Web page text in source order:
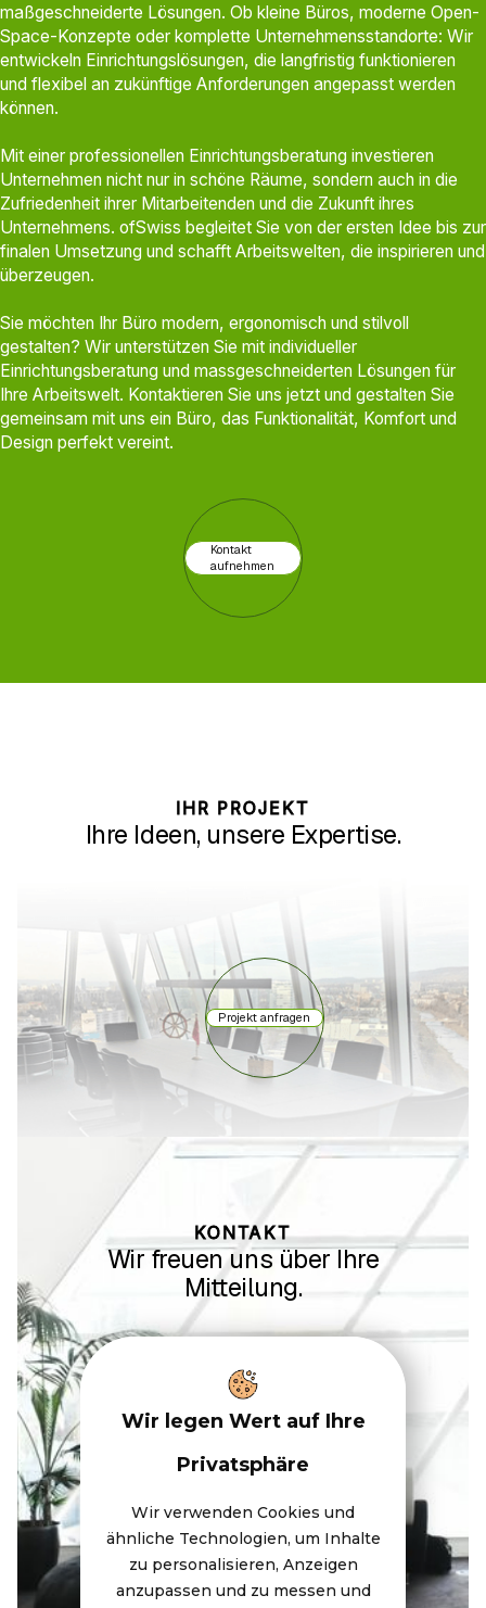
maßgeschneiderte Lösungen. Ob kleine Büros, moderne Open-
Space-Konzepte oder komplette Unternehmensstandorte: Wir
entwickeln Einrichtungslösungen, die langfristig funktionieren
und flexibel an zukünftige Anforderungen angepasst werden
können.
Mit einer professionellen Einrichtungsberatung investieren
Unternehmen nicht nur in schöne Räume, sondern auch in die
Zufriedenheit ihrer Mitarbeitenden und die Zukunft ihres
Unternehmens. ofSwiss begleitet Sie von der ersten Idee bis zur
finalen Umsetzung und schafft Arbeitswelten, die inspirieren und
überzeugen.
Sie möchten Ihr Büro modern, ergonomisch und stilvoll
gestalten? Wir unterstützen Sie mit individueller
Einrichtungsberatung und massgeschneiderten Lösungen für
Ihre Arbeitswelt. Kontaktieren Sie uns jetzt und gestalten Sie
gemeinsam mit uns ein Büro, das Funktionalität, Komfort und
Design perfekt vereint.
Kontakt
aufnehmen
IHR PROJEKT
Ihre Ideen, unsere Expertise.
Projekt anfragen
KONTAKT
Wir freuen uns über Ihre
Mitteilung.
Kontaktformular
Wir legen Wert auf Ihre
Privatsphäre
Wir verwenden Cookies und
ähnliche Technologien, um Inhalte
zu personalisieren, Anzeigen
anzupassen und zu messen und